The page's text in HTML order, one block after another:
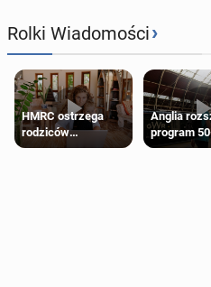
Rolki Wiadomości›
HMRC ostrzega
rodziców
pobierających Child
Anglia
program